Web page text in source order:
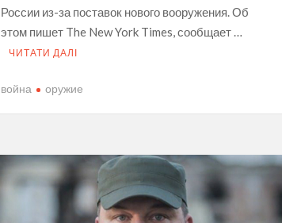
России из-за поставок нового вооружения. Об
этом пишет The New York Times, сообщает …
ЧИТАТИ ДАЛІ
война оружие